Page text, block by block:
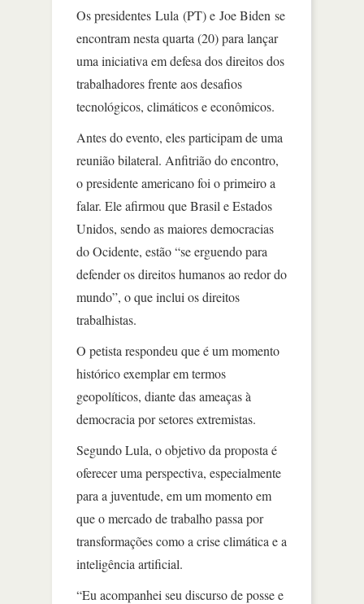
Os presidentes Lula (PT) e Joe Biden se
encontram nesta quarta (20) para lançar
uma iniciativa em defesa dos direitos dos
trabalhadores frente aos desafios
tecnológicos, climáticos e econômicos.
Antes do evento, eles participam de uma
reunião bilateral. Anfitrião do encontro,
o presidente americano foi o primeiro a
falar. Ele afirmou que Brasil e Estados
Unidos, sendo as maiores democracias
do Ocidente, estão “se erguendo para
defender os direitos humanos ao redor do
mundo”, o que inclui os direitos
trabalhistas.
O petista respondeu que é um momento
histórico exemplar em termos
geopolíticos, diante das ameaças à
democracia por setores extremistas.
Segundo Lula, o objetivo da proposta é
oferecer uma perspectiva, especialmente
para a juventude, em um momento em
que o mercado de trabalho passa por
transformações como a crise climática e a
inteligência artificial.
“Eu acompanhei seu discurso de posse e